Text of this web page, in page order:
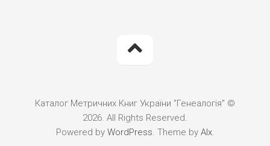
Каталог Метричних Книг України "Генеалогія" ©
2026. All Rights Reserved.
Powered by WordPress. Theme by Alx.